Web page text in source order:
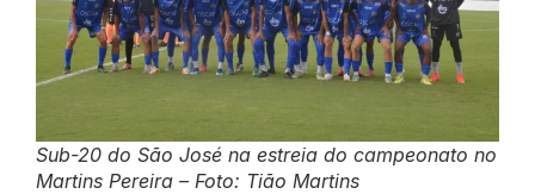
Sub-20 do São José na estreia do campeonato no
Martins Pereira – Foto: Tião Martins